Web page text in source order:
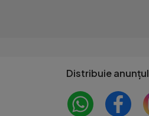
Distribuie anunțul